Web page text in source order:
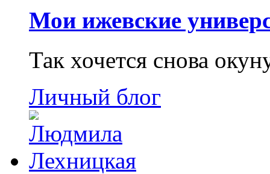
Мои ижевские
Так хочется снова
Личный блог